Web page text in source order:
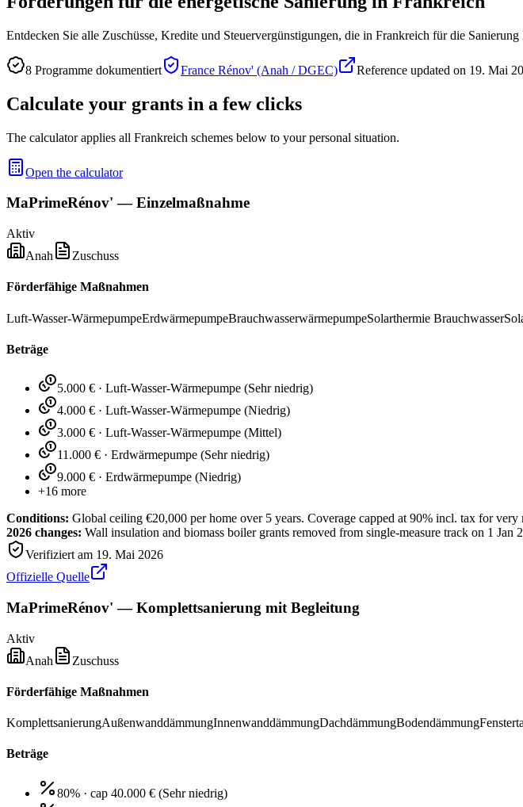
Entdecken Sie alle Zuschüsse, Kredite und Steuervergünstigungen, die in Frankreich für die
8 Programme dokumentiert France Rénov' (Anah / DGEC) Reference updated on 19. Mai
Calculate your grants in a few clicks
The calculator applies all Frankreich schemes below to your personal situation.
Open the calculator
MaPrimeRénov' — Einzelmaßnahme
Aktiv
Anah
Zuschuss
Förderfähige Maßnahmen
Luft-Wasser-WärmepumpeErdwärmepumpeBrauchwasserwärmepumpeSolarthermie Brauchwasser
Beträge
5.000 € · Luft-Wasser-Wärmepumpe (Sehr niedrig)
4.000 € · Luft-Wasser-Wärmepumpe (Niedrig)
3.000 € · Luft-Wasser-Wärmepumpe (Mittel)
11.000 € · Erdwärmepumpe (Sehr niedrig)
9.000 € · Erdwärmepumpe (Niedrig)
+16 more
Conditions: Global ceiling €20,000 per home over 5 years. Coverage capped at 90% incl. tax for very
2026 changes: Wall insulation and biomass boiler grants removed from single-measure track on 1
Verifiziert am 19. Mai 2026
Offizielle Quelle
MaPrimeRénov' — Komplettsanierung mit Begleitung
Aktiv
Anah
Zuschuss
Förderfähige Maßnahmen
KomplettsanierungAußenwanddämmungInnenwanddämmungDachdämmungBodendämmung
Beträge
80% · cap 40.000 € (Sehr niedrig)